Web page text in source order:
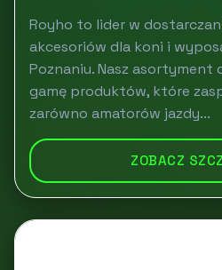
Royho to lider w
akcesoriów dla koni i
Poznaniu. Nasz asortyment
gamę produktów, które
zarówno amatorów jazdy...
ZOBACZ